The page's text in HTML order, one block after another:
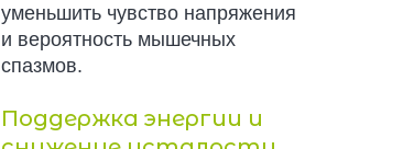
уменьшить чувство напряжения
и вероятность мышечных
спазмов.
Поддержка энергии и